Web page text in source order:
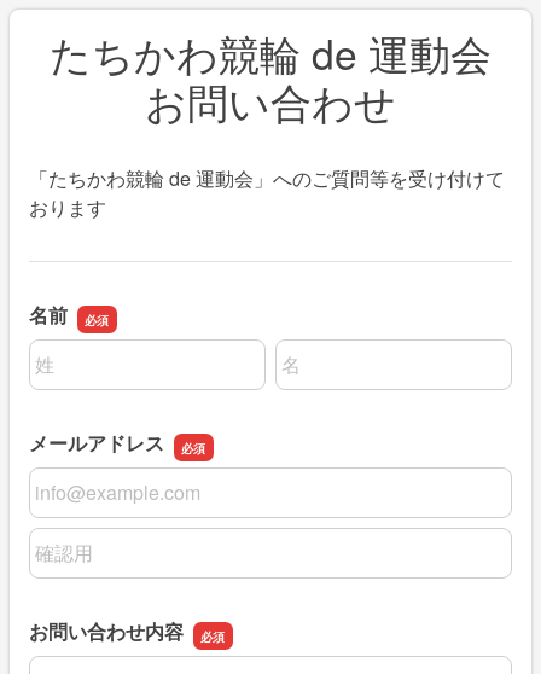
たちかわ競輪 de 運動会
お問い合わせ
「たちかわ競輪 de 運動会」へのご質問等を受け付けて
おります
名前
名前の姓
名前の名
メールアドレス
メールアドレス
メールアドレスの確認用
お問い合わせ内容